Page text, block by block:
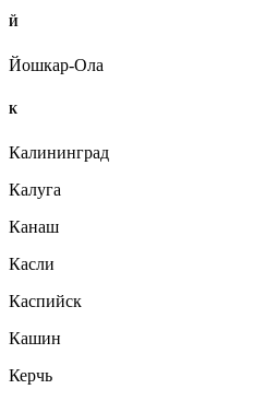
Й
Йошкар-Ола
К
Калининград
Калуга
Канаш
Касли
Каспийск
Кашин
Керчь